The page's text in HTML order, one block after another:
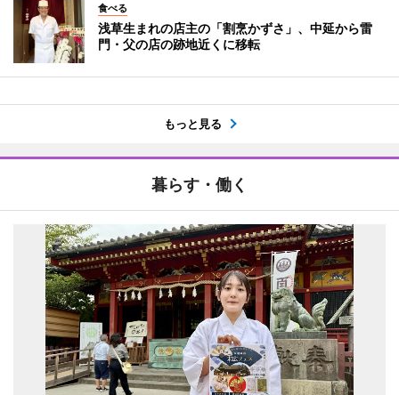
食べる
浅草生まれの店主の「割烹かずさ」、中延から雷
門・父の店の跡地近くに移転
もっと見る
暮らす・働く